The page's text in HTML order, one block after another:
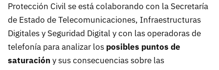
Protección Civil se está colaborando con la Secretaría
de Estado de Telecomunicaciones, Infraestructuras
Digitales y Seguridad Digital y con las operadoras de
telefonía para analizar los posibles puntos de
saturación y sus consecuencias sobre las